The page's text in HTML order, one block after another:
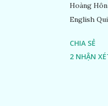
Hoàng
English
CHIA SẺ
2 NHẬN